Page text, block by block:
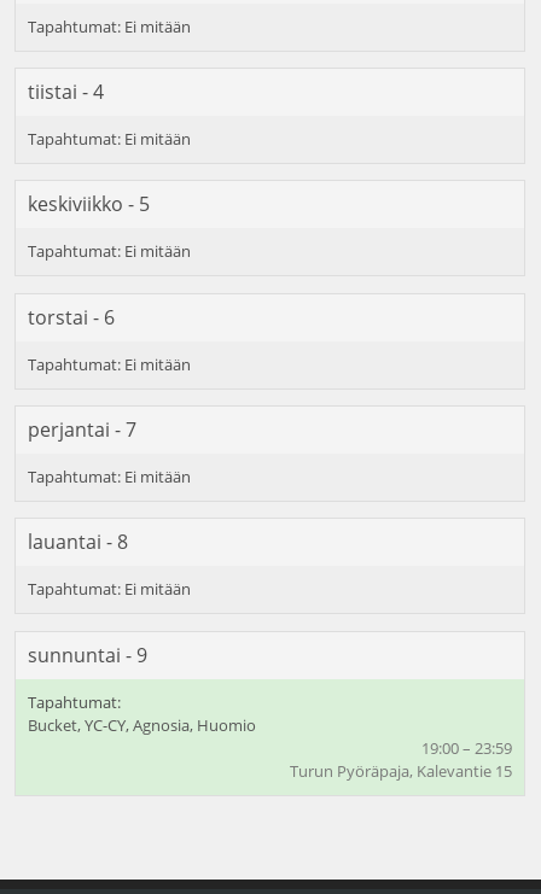
tiistai - 4
keskiviikko - 5
torstai - 6
perjantai - 7
lauantai - 8
sunnuntai - 9
Bucket, YC-CY, Agnosia, Huomio
19:00 – 23:59
Turun Pyöräpaja, Kalevantie 15